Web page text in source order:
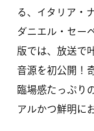
る、イタリア・
ダニエル・セー
版では、放送で
音源を初公開！
臨場感たっぷり
アルかつ鮮明に